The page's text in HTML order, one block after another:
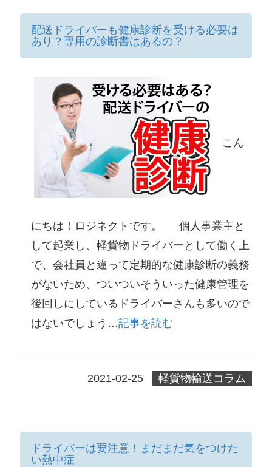
配送ドライバーも健康診断を受ける必要は
あり？専用の診断書はあるの？
こん
にちは！ロジネクトです。 個人事業主と
して起業し、軽貨物ドライバーとして働く上
で、会社員と違って定期的な健康診断の義務
がないため、ついついそういった健康管理を
後回しにしているドライバーさんも多いので
はないでしょう…記事を読む
2021-02-25 軽貨物輸送コラム
ドライバーは要注意！まだまだ気をつけた
い熱中症